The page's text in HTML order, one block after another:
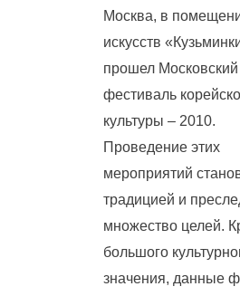
Москва, в
искусств
прошел Московский
фестиваль
культуры – 2010.
Проведение этих
мероприятий
традицией и
множество целей.
большого
значения, данные